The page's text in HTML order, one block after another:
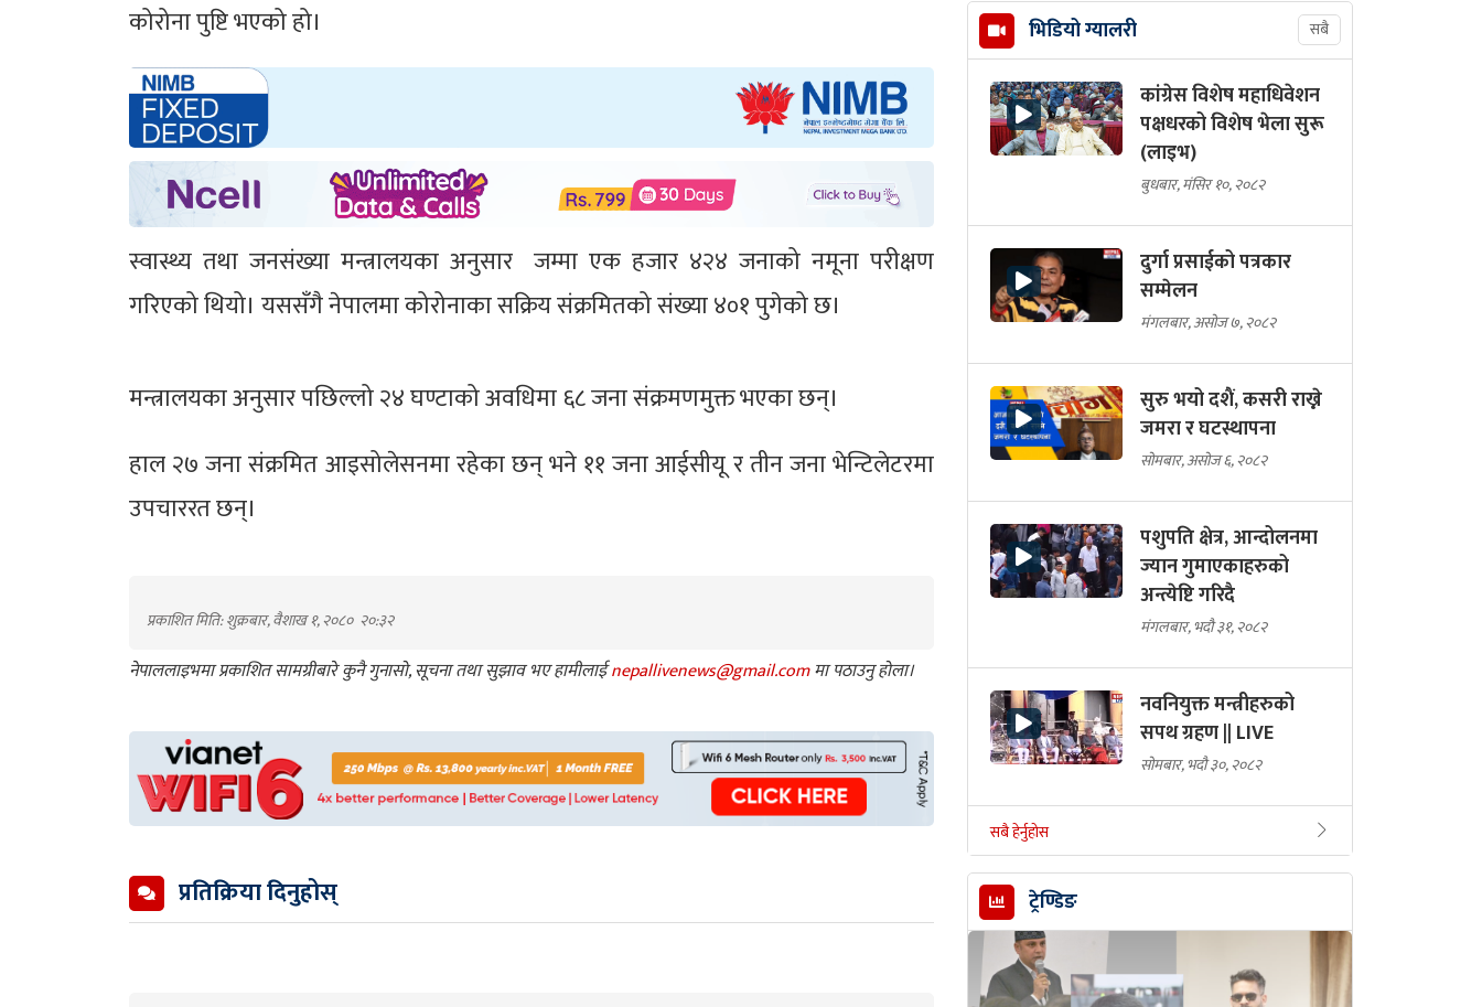
कोरोना पुष्टि भएको हो।
स्वास्थ्य तथा जनसंख्या मन्त्रालयका अनुसार जम्मा एक हजार ४२४ जनाको नमूना परीक्षण
गरिएको थियो। यससँगै नेपालमा कोरोनाका सक्रिय संक्रमितको संख्या ४०१ पुगेको छ।
मन्त्रालयका अनुसार पछिल्लो २४ घण्टाको अवधिमा ६८ जना संक्रमणमुक्त भएका छन्।
हाल २७ जना संक्रमित आइसोलेसनमा रहेका छन् भने ११ जना आईसीयू र तीन जना भेन्टिलेटरमा
उपचाररत छन्।
प्रकाशित मिति: शुक्रबार, वैशाख १, २०८० २०:३२
नेपाललाइभमा प्रकाशित सामग्रीबारे कुनै गुनासो, सूचना तथा सुझाव भए हामीलाईnepallivenews@gmail.comमा पठाउनु होला।
प्रतिक्रिया दिनुहोस्
भिडियो ग्यालरी सबै
कांग्रेस विशेष महाधिवेशन
पक्षधरको विशेष भेला सुरू
(लाइभ)
बुधबार, मंसिर १०, २०८२
दुर्गा प्रसाईको पत्रकार
सम्मेलन
मंगलबार, असोज ७, २०८२
सुरु भयो दशैं, कसरी राख्ने
जमरा र घटस्थापना
सोमबार, असोज ६, २०८२
पशुपति क्षेत्र, आन्दोलनमा
ज्यान गुमाएकाहरुको
अन्त्येष्टि गरिदै
मंगलबार, भदौ ३१, २०८२
नवनियुक्त मन्त्रीहरुको
सपथ ग्रहण || LIVE
सोमबार, भदौ ३०, २०८२
सबै हेर्नुहोस
ट्रेण्डिङ